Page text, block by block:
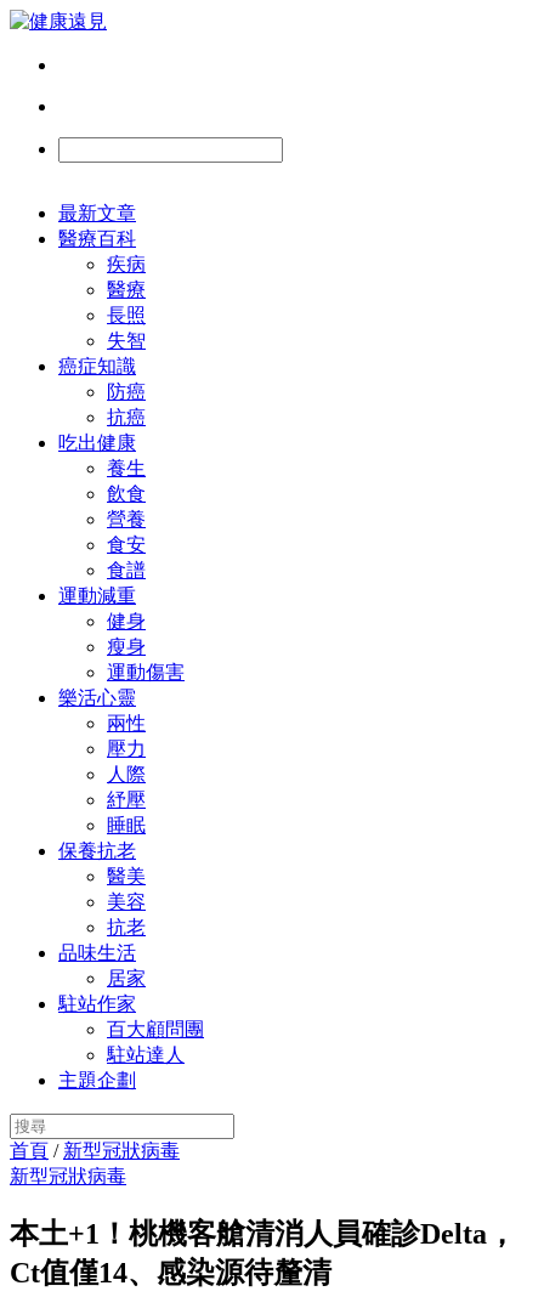
最新文章
醫療百科
疾病
醫療
長照
失智
癌症知識
防癌
抗癌
吃出健康
養生
飲食
營養
食安
食譜
運動減重
健身
瘦身
運動傷害
樂活心靈
兩性
壓力
人際
紓壓
睡眠
保養抗老
醫美
美容
抗老
品味生活
居家
駐站作家
百大顧問團
駐站達人
主題企劃
首頁 / 新型冠狀病毒
新型冠狀病毒
本土+1！桃機客艙清消人員確診Delta，
Ct值僅14、感染源待釐清